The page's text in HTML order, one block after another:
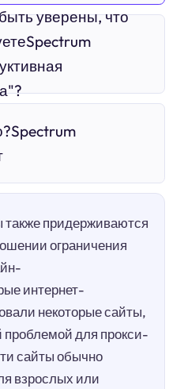
уверены, что
придерживаются
ограничения
интернет-
некоторые сайты,
проблемой для прокси-
сайты обычно
взрослых или